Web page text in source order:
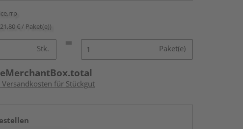
€ / Paket(e))
Stk. Paket(e)
Versandkosten für Stückgut